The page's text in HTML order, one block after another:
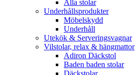
Alla stolar
Underhållsprodukter
Möbelskydd
Underhåll
Utekök & Serveringsvagnar
Vilstolar, relax & hängmattor
Adiron Däckstol
Baden baden stolar
Däckstolar